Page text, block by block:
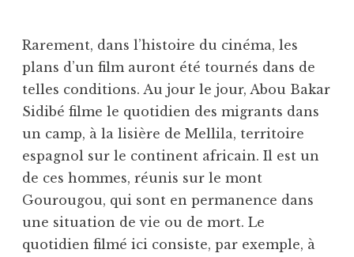
Rarement, dans l’histoire du cinéma, les
plans d’un film auront été tournés dans de
telles conditions. Au jour le jour, Abou Bakar
Sidibé filme le quotidien des migrants dans
un camp, à la lisière de Mellila, territoire
espagnol sur le continent africain. Il est un
de ces hommes, réunis sur le mont
Gourougou, qui sont en permanence dans
une situation de vie ou de mort. Le
quotidien filmé ici consiste, par exemple, à